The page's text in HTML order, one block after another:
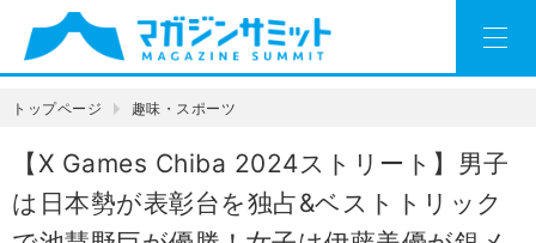
トップページ 趣味・スポーツ
【X Games Chiba 2024ストリート】男子
は日本勢が表彰台を独占&ベストトリック